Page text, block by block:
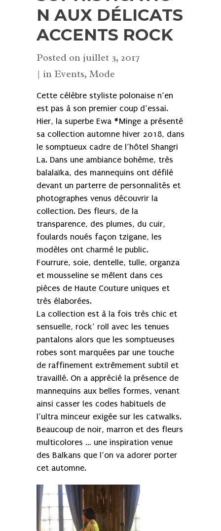
N AUX DÉLICATS
ACCENTS ROCK
Posted on juillet 3, 2017
in Events, Mode
Cette célèbre styliste polonaise n’en
est pas à son premier coup d’essai.
Hier, la superbe Ewa #Minge a présenté
sa collection automne hiver 2018, dans
le somptueux cadre de l’hôtel Shangri
La. Dans une ambiance bohème, très
balalaïka, des mannequins ont défilé
devant un parterre de personnalités et
photographes venus découvrir la
collection. Des fleurs, de la
transparence, des plumes, du cuir,
foulards noués façon tzigane, les
modèles ont charmé le public.
Fourrure, soie, dentelle, tulle, organza
et mousseline se mêlent dans ces
pièces de Haute Couture uniques et
très élaborées.
La collection est à la fois très chic et
sensuelle, rock’ roll avec les tenues
pantalons alors que les somptueuses
robes sont marquées par une touche
de raffinement extrêmement subtil et
travaillé. On a apprécié la présence de
mannequins aux belles formes, venant
ainsi casser les codes habituels de
l’ultra minceur exigée sur les catwalks.
Beaucoup de noir, marron et des fleurs
multicolores … une inspiration venue
des Balkans que l’on va adorer porter
cet automne.